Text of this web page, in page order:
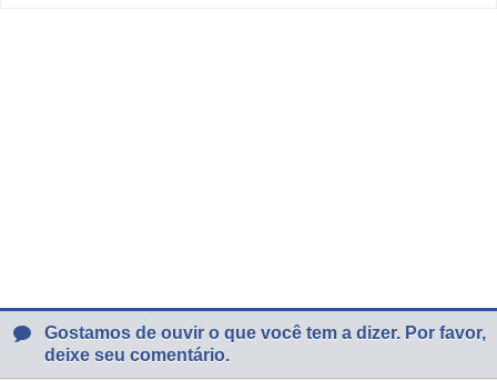
Gostamos de ouvir o que você tem a dizer. Por favor,
deixe seu comentário.